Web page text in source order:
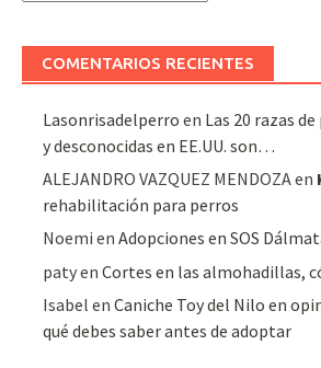
COMENTARIOS RECIENTES
Lasonrisadelperro en Las 20 razas
y desconocidas en EE.UU. son…
ALEJANDRO VAZQUEZ MENDOZAen
rehabilitación para perros
Noemi enAdopciones en SOS
patyenCortes en las almohadillas,
Isabel enCaniche Toy del Nilo en
qué debes saber antes de adoptar